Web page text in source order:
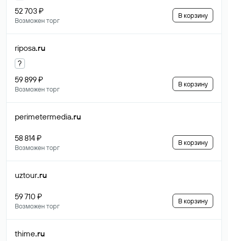
52 703 ₽
Возможен торг
В корзину
riposa.ru
?
59 899 ₽
Возможен торг
В корзину
perimetermedia.ru
58 814 ₽
Возможен торг
В корзину
uztour.ru
59 710 ₽
Возможен торг
В корзину
thime.ru